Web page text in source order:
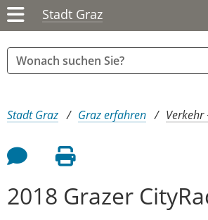
Stadt Graz
Sie sind hier:
Stadt Graz Graz erfahren Verkehr
Feedback an Autor
Seite drucken
2018 Grazer